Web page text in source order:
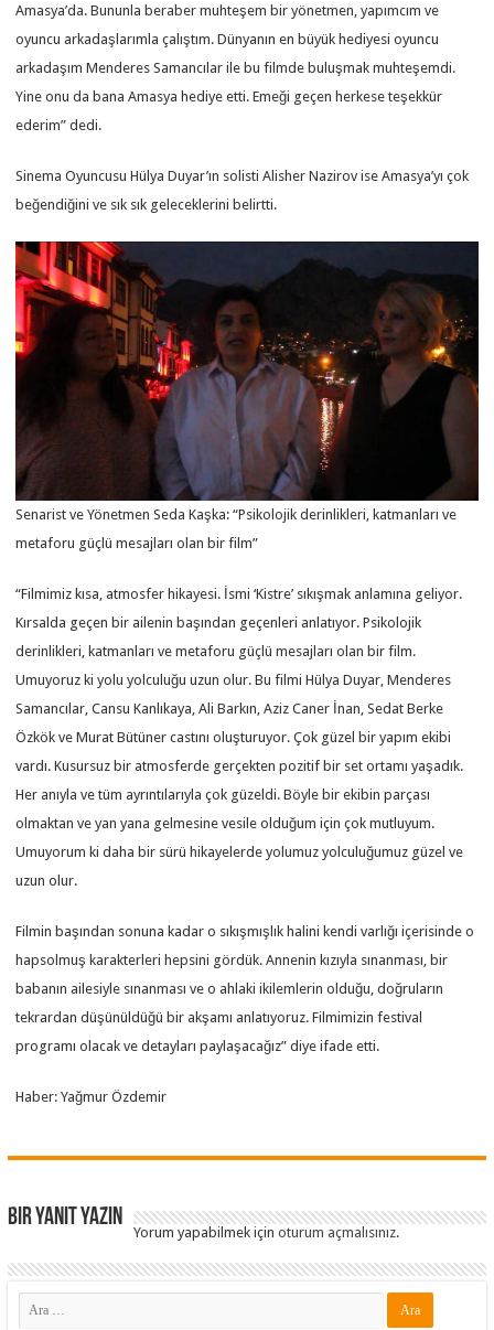
Amasya’da. Bununla beraber muhteşem bir yönetmen, yapımcım ve
oyuncu arkadaşlarımla çalıştım. Dünyanın en büyük hediyesi oyuncu
arkadaşım Menderes Samancılar ile bu filmde buluşmak muhteşemdi.
Yine onu da bana Amasya hediye etti. Emeği geçen herkese teşekkür
ederim” dedi.
Sinema Oyuncusu Hülya Duyar’ın solisti Alisher Nazirov ise Amasya’yı çok
beğendiğini ve sık sık geleceklerini belirtti.
Senarist ve Yönetmen Seda Kaşka: “Psikolojik derinlikleri, katmanları ve
metaforu güçlü mesajları olan bir film”
“Filmimiz kısa, atmosfer hikayesi. İsmi ‘Kistre’ sıkışmak anlamına geliyor.
Kırsalda geçen bir ailenin başından geçenleri anlatıyor. Psikolojik
derinlikleri, katmanları ve metaforu güçlü mesajları olan bir film.
Umuyoruz ki yolu yolculuğu uzun olur. Bu filmi Hülya Duyar, Menderes
Samancılar, Cansu Kanlıkaya, Ali Barkın, Aziz Caner İnan, Sedat Berke
Özkök ve Murat Bütüner castını oluşturuyor. Çok güzel bir yapım ekibi
vardı. Kusursuz bir atmosferde gerçekten pozitif bir set ortamı yaşadık.
Her anıyla ve tüm ayrıntılarıyla çok güzeldi. Böyle bir ekibin parçası
olmaktan ve yan yana gelmesine vesile olduğum için çok mutluyum.
Umuyorum ki daha bir sürü hikayelerde yolumuz yolculuğumuz güzel ve
uzun olur.
Filmin başından sonuna kadar o sıkışmışlık halini kendi varlığı içerisinde o
hapsolmuş karakterleri hepsini gördük. Annenin kızıyla sınanması, bir
babanın ailesiyle sınanması ve o ahlaki ikilemlerin olduğu, doğruların
tekrardan düşünüldüğü bir akşamı anlatıyoruz. Filmimizin festival
programı olacak ve detayları paylaşacağız” diye ifade etti.
Haber: Yağmur Özdemir
Bir yanıt yazın
Yorum yapabilmek içinoturum açmalısınız.